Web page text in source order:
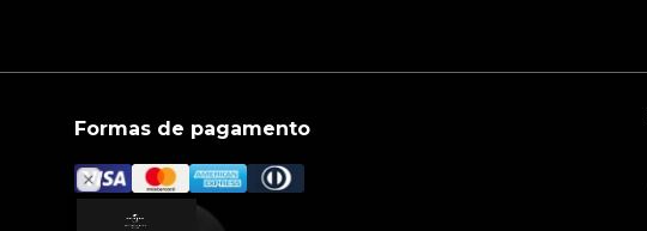
Formas de pagamento